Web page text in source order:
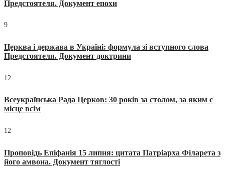
Предстоятеля. Документ епохи
9
Церква і держава в Україні: формула зі вступного слова
Предстоятеля. Документ доктрини
12
Всеукраїнська Рада Церков: 30 років за столом, за яким є
місце всім
12
Проповідь Епіфанія 15 липня: цитата Патріарха Філарета з
його амвона. Документ тяглості